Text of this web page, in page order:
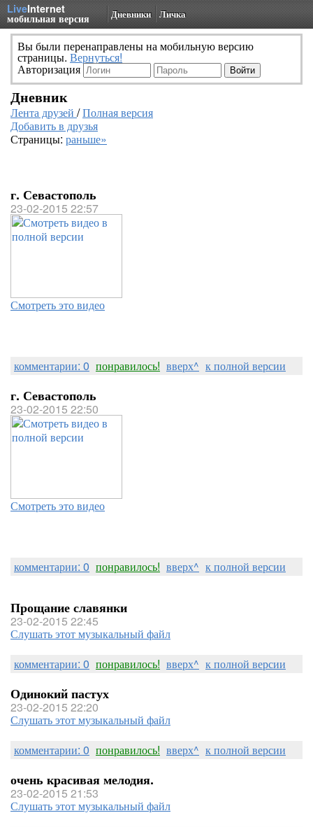
LiveInternet
мобильная версия Дневники Личка
Вы были перенаправлены на мобильную версию
страницы. Вернуться!
Авторизация
Дневник
Лента друзей /Полная версия
Добавить в друзья
Страницы: раньше»
г. Севастополь
23-02-2015 22:57
Смотреть это видео
комментарии: 0 понравилось! вверх^ к полной версии
г. Севастополь
23-02-2015 22:50
Смотреть это видео
комментарии: 0 понравилось! вверх^ к полной версии
Прощание славянки
23-02-2015 22:45
Слушать этот музыкальный файл
комментарии: 0 понравилось! вверх^ к полной версии
Одинокий пастух
23-02-2015 22:20
Слушать этот музыкальный файл
комментарии: 0 понравилось! вверх^ к полной версии
очень красивая мелодия.
23-02-2015 21:53
Слушать этот музыкальный файл